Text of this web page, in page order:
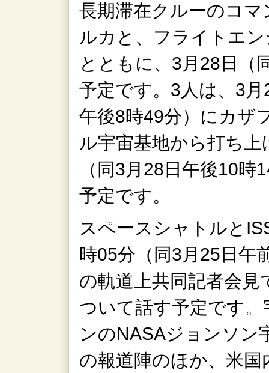
長期滞在クルーのコ
ルカと、フライトエ
とともに、3月28日（
予定です。3人は、3
午後8時49分）にカザ
ル宇宙基地から打ち
（同3月28日午後10
予定です。
スペースシャトルと
時05分（同3月25日午
の軌道上共同記者会
ついて話す予定です
ンのNASAジョンソン
の報道陣のほか、米